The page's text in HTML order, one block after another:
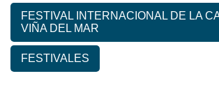
FESTIVAL INTERNACIONAL DE LA
VIÑA DEL MAR
FESTIVALES